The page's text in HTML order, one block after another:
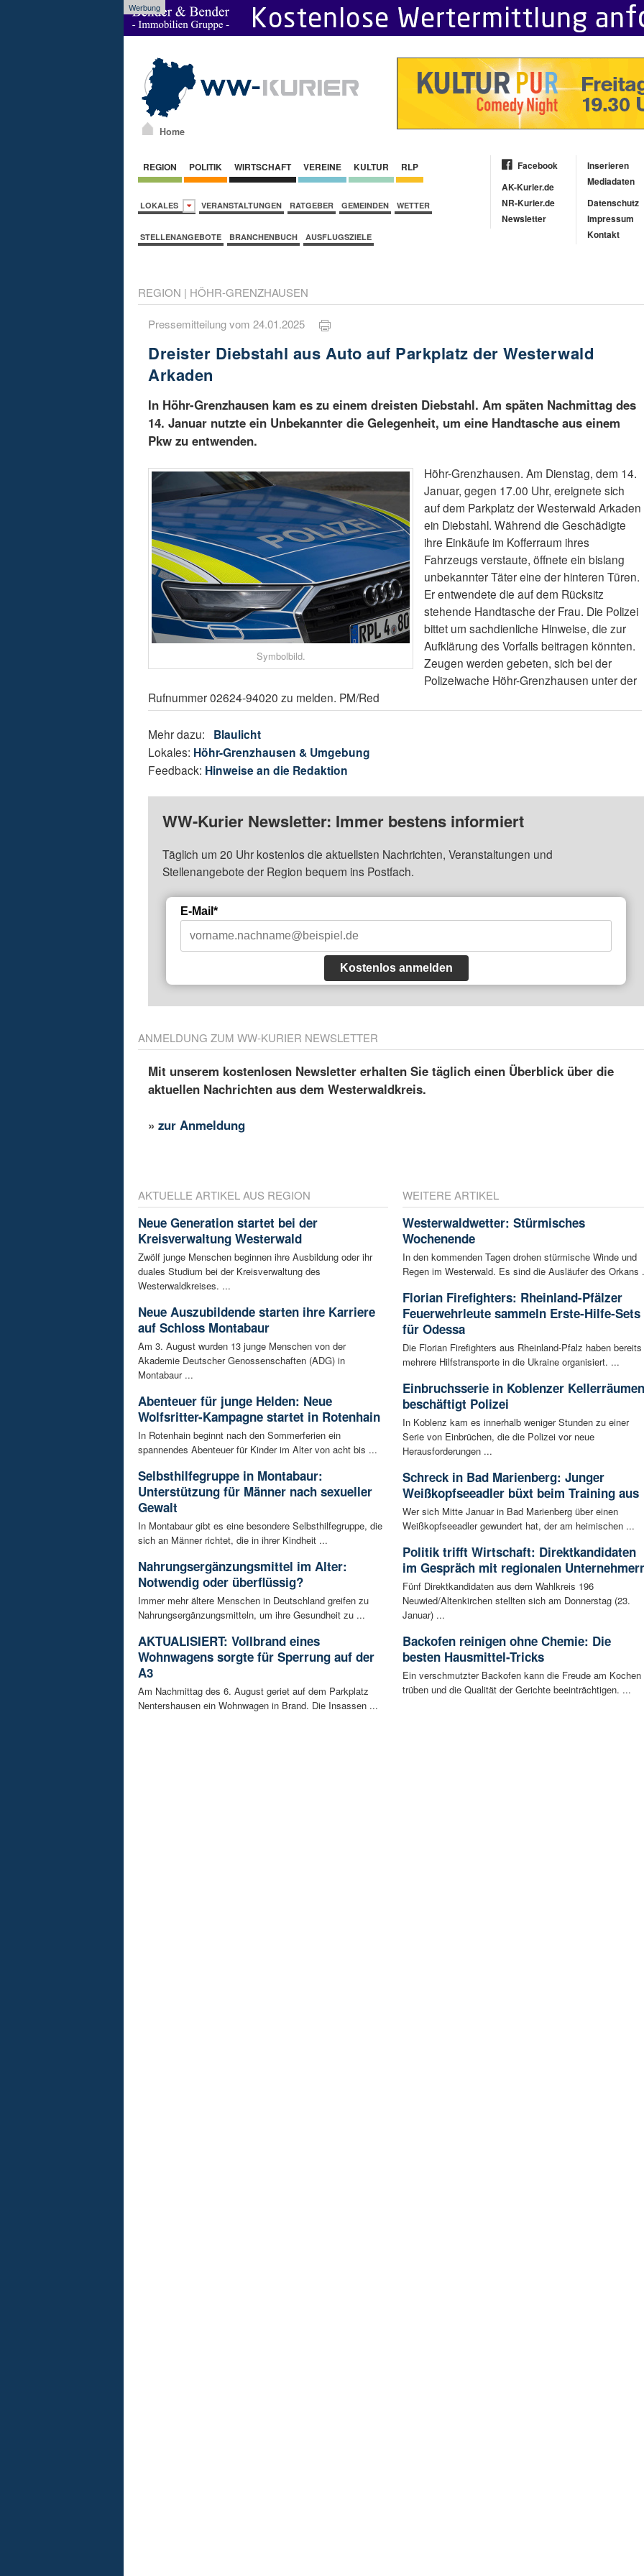
Werbung
Home
REGION POLITIK WIRTSCHAFT VEREINE KULTUR RLP
LOKALES VERANSTALTUNGEN RATGEBER GEMEINDEN WETTER
STELLENANGEBOTE BRANCHENBUCH AUSFLUGSZIELE
Facebook
AK-Kurier.de
NR-Kurier.de
Newsletter
Inserieren
Mediadaten
Datenschutz
Impressum
Kontakt
REGION | HÖHR-GRENZHAUSEN
Pressemitteilung vom 24.01.2025
Dreister Diebstahl aus Auto auf Parkplatz der Westerwald
Arkaden
In Höhr-Grenzhausen kam es zu einem dreisten Diebstahl. Am späten Nachmittag des
14. Januar nutzte ein Unbekannter die Gelegenheit, um eine Handtasche aus einem
Pkw zu entwenden.
Symbolbild.
Höhr-Grenzhausen. Am Dienstag, dem 14.
Januar, gegen 17.00 Uhr, ereignete sich
auf dem Parkplatz der Westerwald Arkaden
ein Diebstahl. Während die Geschädigte
ihre Einkäufe im Kofferraum ihres
Fahrzeugs verstaute, öffnete ein bislang
unbekannter Täter eine der hinteren Türen.
Er entwendete die auf dem Rücksitz
stehende Handtasche der Frau. Die Polizei
bittet um sachdienliche Hinweise, die zur
Aufklärung des Vorfalls beitragen könnten.
Zeugen werden gebeten, sich bei der
Polizeiwache Höhr-Grenzhausen unter der
Rufnummer 02624-94020 zu melden. PM/Red
Mehr dazu: Blaulicht
Lokales: Höhr-Grenzhausen & Umgebung
Feedback: Hinweise an die Redaktion
WW-Kurier Newsletter: Immer bestens informiert
Täglich um 20 Uhr kostenlos die aktuellsten Nachrichten, Veranstaltungen und
Stellenangebote der Region bequem ins Postfach.
E-Mail*
Kostenlos anmelden
ANMELDUNG ZUM WW-KURIER NEWSLETTER
Mit unserem kostenlosen Newsletter erhalten Sie täglich einen Überblick über die
aktuellen Nachrichten aus dem Westerwaldkreis.
»zur Anmeldung
AKTUELLE ARTIKEL AUS REGION
Neue Generation startet bei der
Kreisverwaltung Westerwald
Zwölf junge Menschen beginnen ihre Ausbildung oder ihr
duales Studium bei der Kreisverwaltung des
Westerwaldkreises. ...
Neue Auszubildende starten ihre Karriere
auf Schloss Montabaur
Am 3. August wurden 13 junge Menschen von der
Akademie Deutscher Genossenschaften (ADG) in
Montabaur ...
Abenteuer für junge Helden: Neue
Wolfsritter-Kampagne startet in Rotenhain
In Rotenhain beginnt nach den Sommerferien ein
spannendes Abenteuer für Kinder im Alter von acht bis ...
Selbsthilfegruppe in Montabaur:
Unterstützung für Männer nach sexueller
Gewalt
In Montabaur gibt es eine besondere Selbsthilfegruppe, die
sich an Männer richtet, die in ihrer Kindheit ...
Nahrungsergänzungsmittel im Alter:
Notwendig oder überflüssig?
Immer mehr ältere Menschen in Deutschland greifen zu
Nahrungsergänzungsmitteln, um ihre Gesundheit zu ...
AKTUALISIERT: Vollbrand eines
Wohnwagens sorgte für Sperrung auf der
A3
Am Nachmittag des 6. August geriet auf dem Parkplatz
Nentershausen ein Wohnwagen in Brand. Die Insassen ...
WEITERE ARTIKEL
Westerwaldwetter: Stürmisches
Wochenende
In den kommenden Tagen drohen stürmische Winde und
Regen im Westerwald. Es sind die Ausläufer des Orkans
Florian Firefighters: Rheinland-Pfälzer
Feuerwehrleute sammeln Erste-Hilfe-Sets
für Odessa
Die Florian Firefighters aus Rheinland-Pfalz haben bereits
mehrere Hilfstransporte in die Ukraine organisiert. ...
Einbruchsserie in Koblenzer Kellerräumen
beschäftigt Polizei
In Koblenz kam es innerhalb weniger Stunden zu einer
Serie von Einbrüchen, die die Polizei vor neue
Herausforderungen ...
Schreck in Bad Marienberg: Junger
Weißkopfseeadler büxt beim Training aus
Wer sich Mitte Januar in Bad Marienberg über einen
Weißkopfseeadler gewundert hat, der am heimischen ...
Politik trifft Wirtschaft: Direktkandidaten
im Gespräch mit regionalen
Fünf Direktkandidaten aus dem Wahlkreis 196
Neuwied/Altenkirchen stellten sich am Donnerstag (23.
Januar) ...
Backofen reinigen ohne Chemie: Die
besten Hausmittel-Tricks
Ein verschmutzter Backofen kann die Freude am Kochen
trüben und die Qualität der Gerichte beeinträchtigen. ...